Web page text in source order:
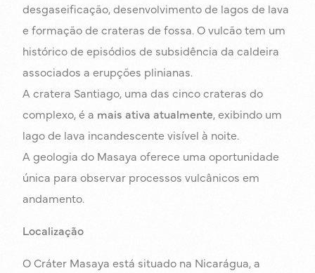
desgaseificação, desenvolvimento de lagos de lava
e formação de crateras de fossa. O vulcão tem um
histórico de episódios de subsidência da caldeira
associados a erupções plinianas.
A cratera Santiago, uma das cinco crateras do
complexo, é a mais ativa atualmente, exibindo um
lago de lava incandescente visível à noite.
A geologia do Masaya oferece uma oportunidade
única para observar processos vulcânicos em
andamento.
Localização
O Cráter Masaya está situado na Nicarágua, a